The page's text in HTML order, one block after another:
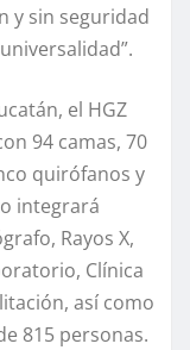
y sin seguridad
el HGZ
94 camas, 70
quirófanos y
integrará
Rayos X,
Clínica
así como
815 personas.